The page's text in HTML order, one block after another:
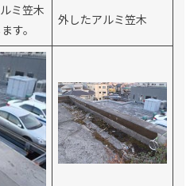
ミ笠木
す。
外したアルミ笠木